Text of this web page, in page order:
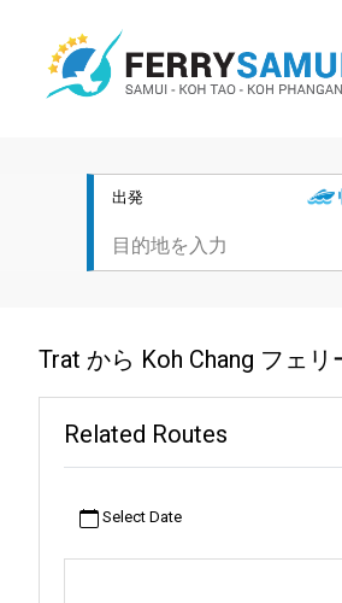
出発
Trat から Koh Chang フェ
Related Routes
Select Date